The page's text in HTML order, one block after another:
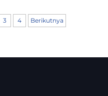
kinerja
3 4 Berikutnya